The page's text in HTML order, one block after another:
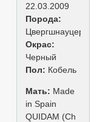
22.03.2009
Порода:
Цвергшнауцер
Окрас:
Черный
Пол: Кобель
Мать: Made
in Spain
QUIDAM (Ch